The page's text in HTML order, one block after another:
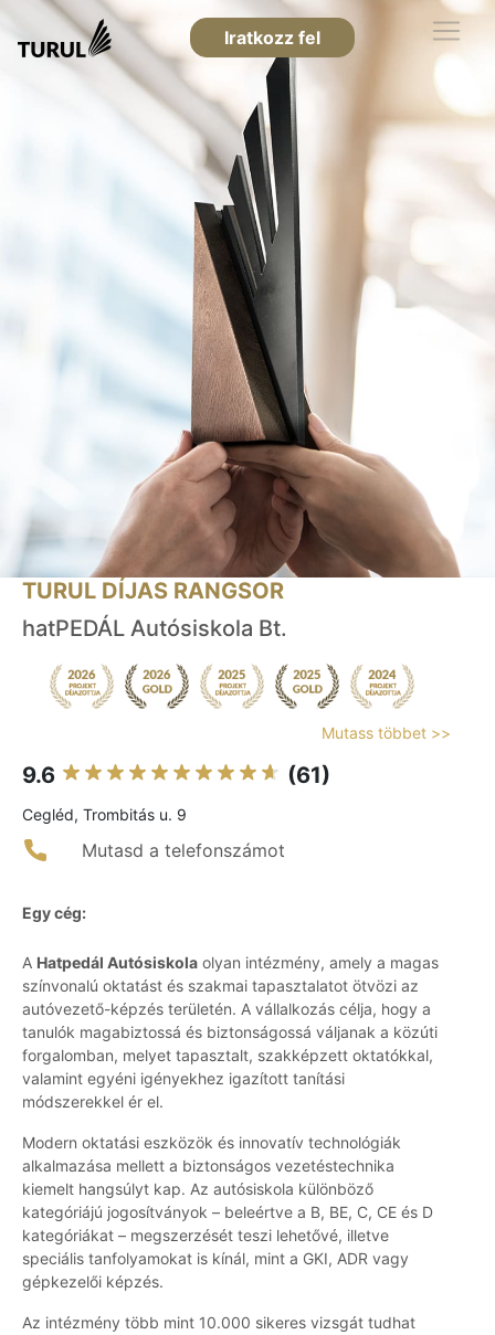
Iratkozz fel
TURUL DÍJAS RANGSOR
hatPEDÁL Autósiskola Bt.
Mutass többet >>
9.6 (61)
Cegléd, Trombitás u. 9
Mutasd a telefonszámot
Egy cég:
A Hatpedál Autósiskola olyan intézmény, amely a magas
színvonalú oktatást és szakmai tapasztalatot ötvözi az
autóvezető-képzés területén. A vállalkozás célja, hogy a
tanulók magabiztossá és biztonságossá váljanak a közúti
forgalomban, melyet tapasztalt, szakképzett oktatókkal,
valamint egyéni igényekhez igazított tanítási
módszerekkel ér el.
Modern oktatási eszközök és innovatív technológiák
alkalmazása mellett a biztonságos vezetéstechnika
kiemelt hangsúlyt kap. Az autósiskola különböző
kategóriájú jogosítványok – beleértve a B, BE, C, CE és D
kategóriákat – megszerzését teszi lehetővé, illetve
speciális tanfolyamokat is kínál, mint a GKI, ADR vagy
gépkezelői képzés.
Az intézmény több mint 10.000 sikeres vizsgát tudhat